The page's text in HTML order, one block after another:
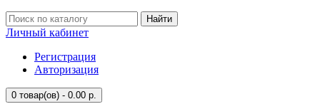
Найти
Личный кабинет
Регистрация
Авторизация
0 товар(ов) - 0.00 р.